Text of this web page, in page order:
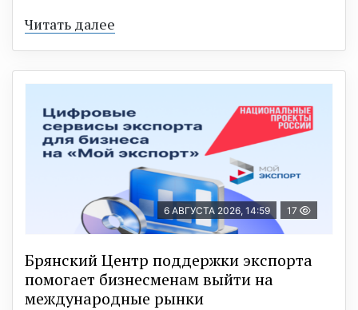
Читать далее
6 АВГУСТА 2026, 14:59 17
Брянский Центр поддержки экспорта
помогает бизнесменам выйти на
международные рынки